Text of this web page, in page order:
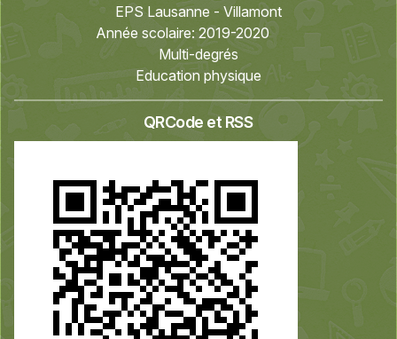
EPS Lausanne - Villamont
Année scolaire:2019-2020
Multi-degrés
Education physique
QRCode et RSS